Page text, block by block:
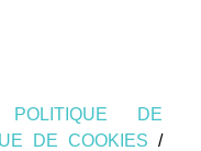
POLITIQUE DE
DE COOKIES /